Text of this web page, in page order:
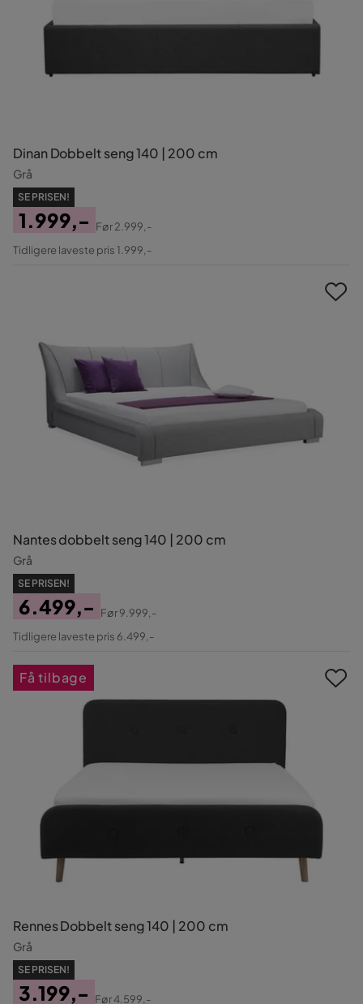
Dinan Dobbelt seng 140 | 200 cm
Grå
SE PRISEN!
Pris
1.999,-
Original
Før2.999,-
Tidligere laveste pris 1.999,-
Nantes dobbelt seng 140 | 200 cm
Grå
SE PRISEN!
Pris
6.499,-
Original
Før9.999,-
Tidligere laveste pris 6.499,-
Rennes Dobbelt seng 140 | 200 cm
Grå
SE PRISEN!
3.199,-
Før4.599,-
Få tilbage